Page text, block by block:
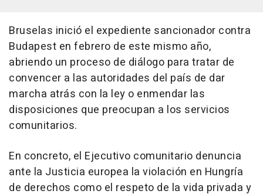
Bruselas inició el expediente sancionador contra
Budapest en febrero de este mismo año,
abriendo un proceso de diálogo para tratar de
convencer a las autoridades del país de dar
marcha atrás con la ley o enmendar las
disposiciones que preocupan a los servicios
comunitarios.
En concreto, el Ejecutivo comunitario denuncia
ante la Justicia europea la violación en Hungría
de derechos como el respeto de la vida privada y